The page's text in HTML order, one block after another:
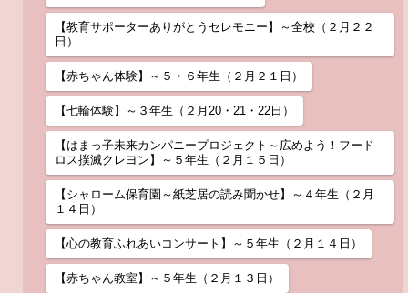
【教育サポーターありがとうセレモニー】～全校（２月２２
日）
【赤ちゃん体験】～５・６年生（２月２１日）
【七輪体験】～３年生（２月20・21・22日）
【はまっ子未来カンパニープロジェクト～広めよう！フード
ロス撲滅クレヨン】～５年生（２月１５日）
【シャローム保育園～紙芝居の読み聞かせ】～４年生（２月
１４日）
【心の教育ふれあいコンサート】～５年生（２月１４日）
【赤ちゃん教室】～５年生（２月１３日）